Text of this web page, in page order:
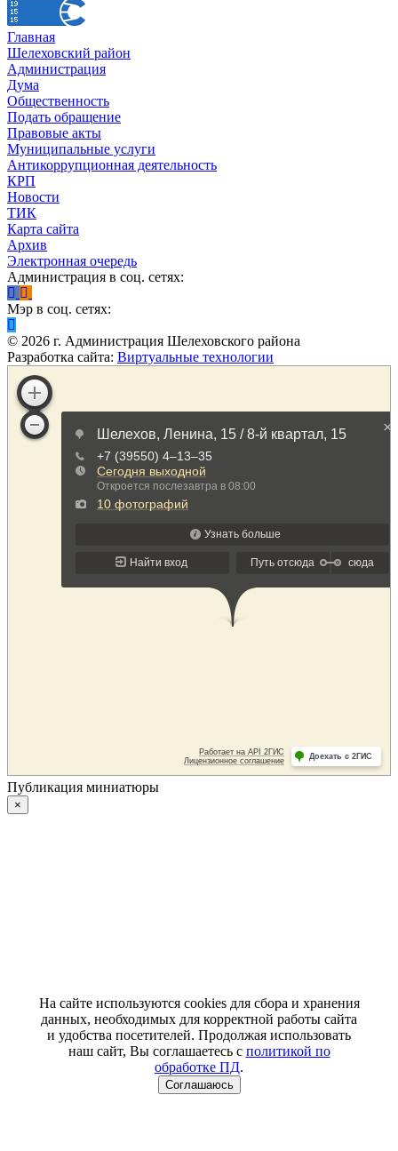
Главная
Шелеховский район
Администрация
Дума
Общественность
Подать обращение
Правовые акты
Муниципальные услуги
Антикоррупционная деятельность
КРП
Новости
ТИК
Карта сайта
Архив
Электронная очередь
Администрация в соц. сетях:
Мэр в соц. сетях:
© 2026 г. Администрация Шелеховского района
Разработка сайта: Виртуальные технологии
Публикация миниатюры
×
На сайте используются cookies для сбора и хранения
данных, необходимых для корректной работы сайта
и удобства посетителей. Продолжая использовать
наш сайт, Вы соглашаетесь с политикой по
обработке ПД.
Соглашаюсь